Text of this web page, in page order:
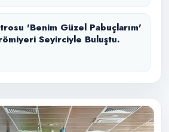
'Benim Güzel Pabuçlarım'
Seyirciyle Buluştu.